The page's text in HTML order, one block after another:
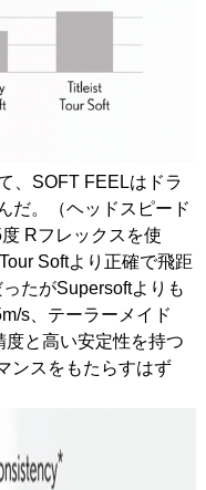
、SOFT FEELはドラ
だ。（ヘッドスピード
Rフレックスを使
Softより正確で飛距
たがSupersoftよりも
s、テーラーメイド
と高い安定性を持つ
ンスをもたらすはず